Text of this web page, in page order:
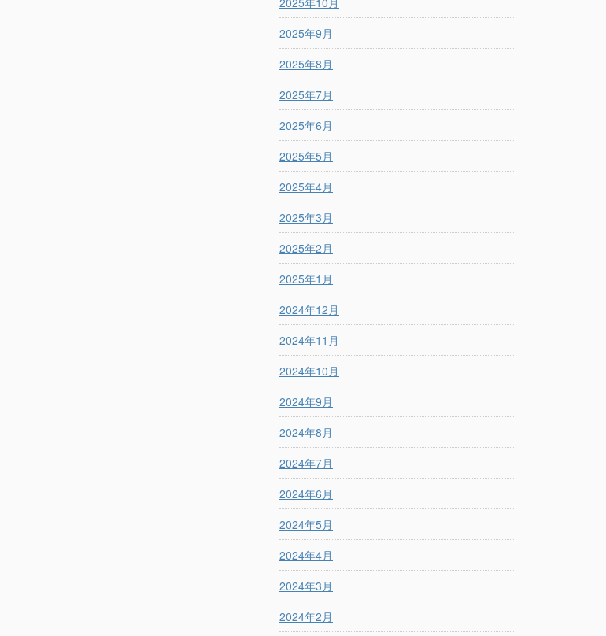
2025年9月
2025年8月
2025年7月
2025年6月
2025年5月
2025年4月
2025年3月
2025年2月
2025年1月
2024年12月
2024年11月
2024年10月
2024年9月
2024年8月
2024年7月
2024年6月
2024年5月
2024年4月
2024年3月
2024年2月